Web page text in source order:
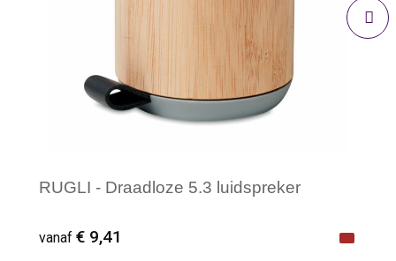
RUGLI - Draadloze 5.3 luidspreker
vanaf € 9,41